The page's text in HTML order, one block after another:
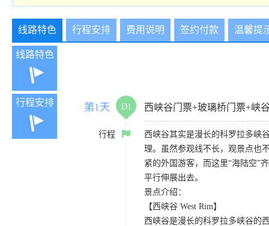
线路特色 行程安排 费用说明 签约付款 温馨提
线路特色
行程安排 第1天 D1 西峡谷门票+玻璃桥门票+峡
行程
西峡谷其实是漫长的科罗拉多峡
理。虽然参观线不长，观景点也
紧的外国游客，而这里“海陆空”
平行伸展出去。
景点介绍：
【西峡谷 West Rim】
西峡谷是漫长的科罗拉多峡谷的